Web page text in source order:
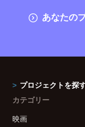
あなたの
プロジェクトを探
カテゴリー
映画